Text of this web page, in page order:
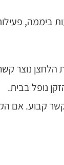
לחברים בה ביטחון אישי,
הלחצן נוצר
נופל בבית.
קבוע. אם